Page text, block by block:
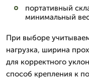
портативный
минимальный
При выборе
нагрузка, ширина
для корректного
способ крепления к